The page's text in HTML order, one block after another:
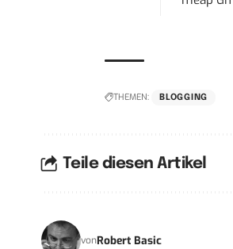
THEMEN: BLOGGING
Teile diesen Artikel
vonRobert Basic